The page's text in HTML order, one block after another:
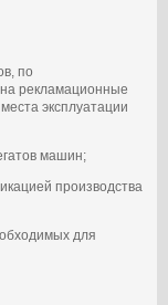
по
рекламационные
эксплуатации
машин;
производства
для